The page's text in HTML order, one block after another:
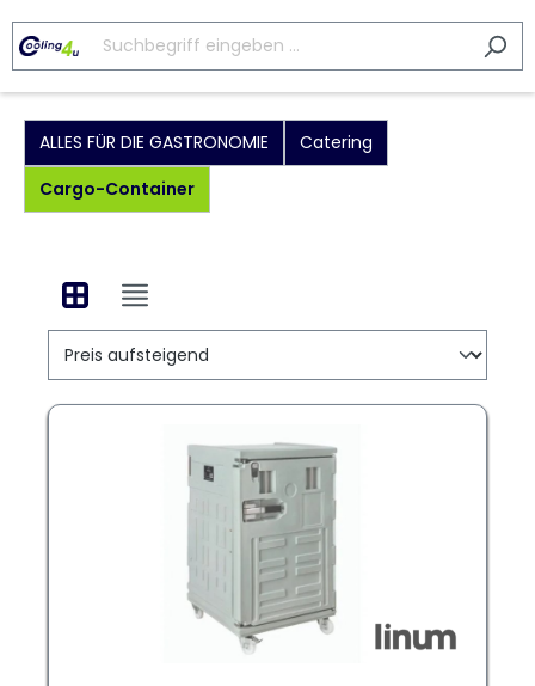
ALLES FÜR DIE GASTRONOMIE
Catering
Cargo-Container